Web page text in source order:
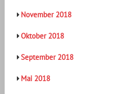
November 2018
Oktober 2018
September 2018
Mai 2018